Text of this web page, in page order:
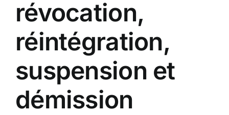
révocation,
réintégration,
suspension et
démission